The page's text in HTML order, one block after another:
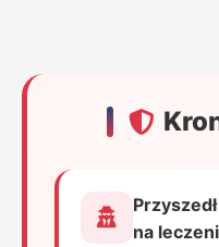
na